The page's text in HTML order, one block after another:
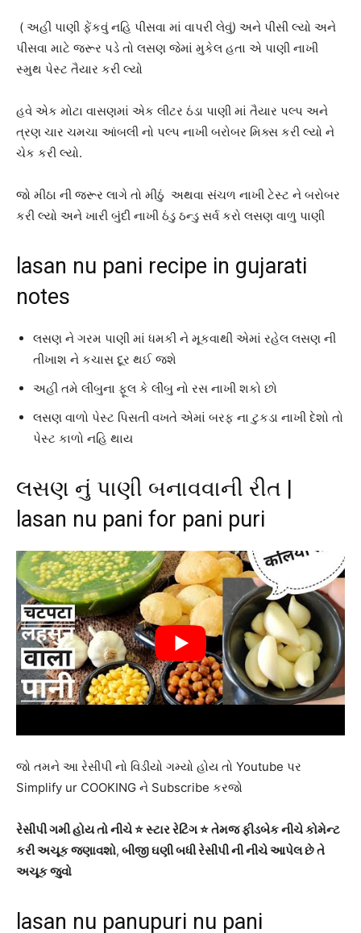
( અહી પાણી ફેંકવું નહિ પીસવા માં વાપરી લેવું) અને પીસી લ્યો અને
પીસવા માટે જરૂર પડે તો લસણ જેમાં મુકેલ હતા એ પાણી નાખી
સ્મુથ પેસ્ટ તૈયાર કરી લ્યો
હવે એક મોટા વાસણમાં એક લીટર ઠંડા પાણી માં તૈયાર પલ્પ અને
ત્રણ ચાર ચમચા આંબલી નો પલ્પ નાખી બરોબર મિક્સ કરી લ્યો ને
ચેક કરી લ્યો.
જો મીઠા ની જરૂર લાગે તો મીઠું અથવા સંચળ નાખી ટેસ્ટ ને બરોબર
કરી લ્યો અને ખારી બુંદી નાખી ઠંડુ ઠન્ડુ સર્વ કરો લસણ વાળુ પાણી
lasan nu pani recipe in gujarati
notes
લસણ ને ગરમ પાણી માં ધમકી ને મૂકવાથી એમાં રહેલ લસણ ની
તીખાશ ને કચાસ દૂર થઈ જશે
અહી તમે લીંબુના ફૂલ કે લીંબુ નો રસ નાખી શકો છો
લસણ વાળો પેસ્ટ પિસતી વખતે એમાં બરફ ના ટુકડા નાખી દેશો તો
પેસ્ટ કાળો નહિ થાય
લસણ નું પાણી બનાવવાની રીત |
lasan nu pani for pani puri
જો તમને આ રેસીપી નો વિડીયો ગમ્યો હોય તો Youtube પર
Simplify ur COOKING ને Subscribe કરજો
રેસીપી ગમી હોય તો નીચે ⭐ સ્ટાર રેટિંગ ⭐ તેમજ ફીડબેક નીચે કોમેન્ટ
કરી અચૂક જણાવશો, બીજી ઘણી બધી રેસીપી ની નીચે આપેલ છે તે
અચૂક જુવો
lasan nu panupuri nu pani